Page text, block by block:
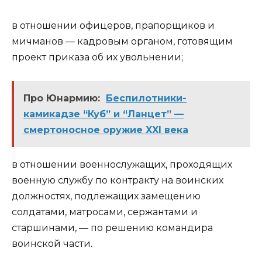
в отношении офицеров, прапорщиков и
мичманов — кадровым органом, готовящим
проект приказа об их увольнении;
Про Юнармию:
Беспилотники-
камикадзе “Куб” и “Ланцет” —
смертоносное оружие XXI века
в отношении военнослужащих, проходящих
военную службу по контракту на воинских
должностях, подлежащих замещению
солдатами, матросами, сержантами и
старшинами, — по решению командира
воинской части.